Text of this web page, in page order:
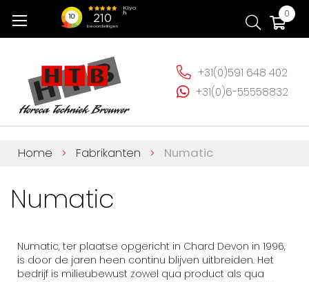
naar
0
+31(0)591 648 402
+31(0)6-55558832
Home Fabrikanten Numatic
Numatic
Numatic, ter plaatse opgericht in Chard Devon in 1996,
is door de jaren heen continu blijven uitbreiden. Het
bedrijf is milieubewust zowel qua product als qua